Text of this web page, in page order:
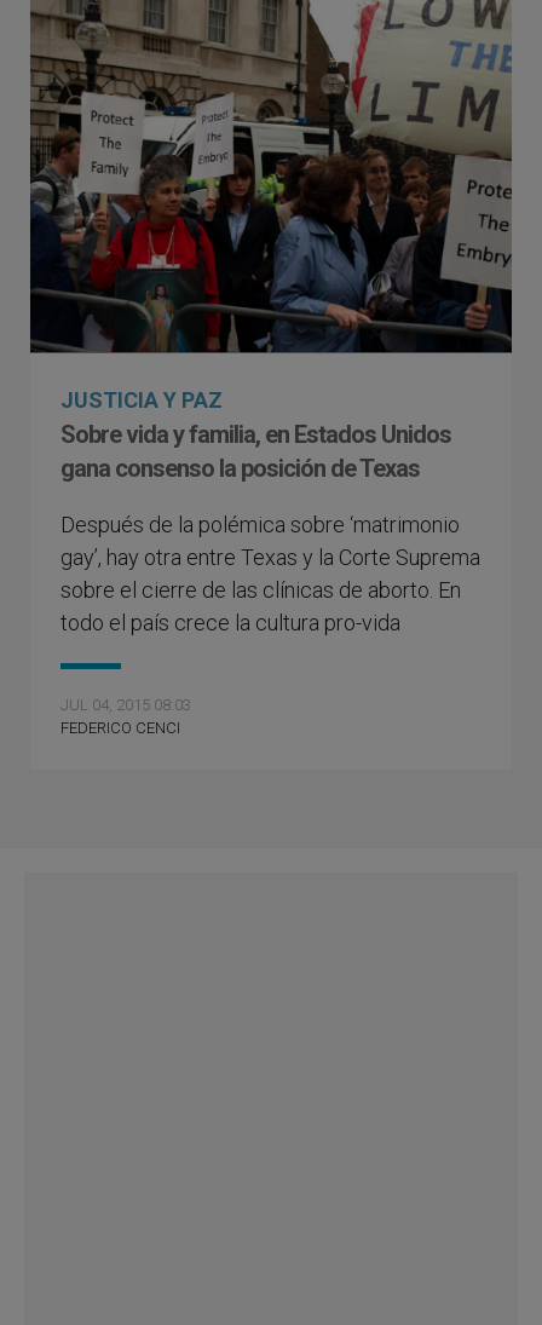
JUSTICIA Y PAZ
Sobre vida y familia, en Estados Unidos
gana consenso la posición de Texas
​Después de la polémica sobre ‘matrimonio
gay’, hay otra entre Texas y la Corte Suprema
sobre el cierre de las clínicas de aborto. En
todo el país crece la cultura pro-vida
JUL 04, 2015 08:03
FEDERICO CENCI